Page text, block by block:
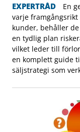
EXPERTRÅD
En
varje
kunder, behåller
en tydlig plan
vilket leder till
en komplett guide
säljstrategi som